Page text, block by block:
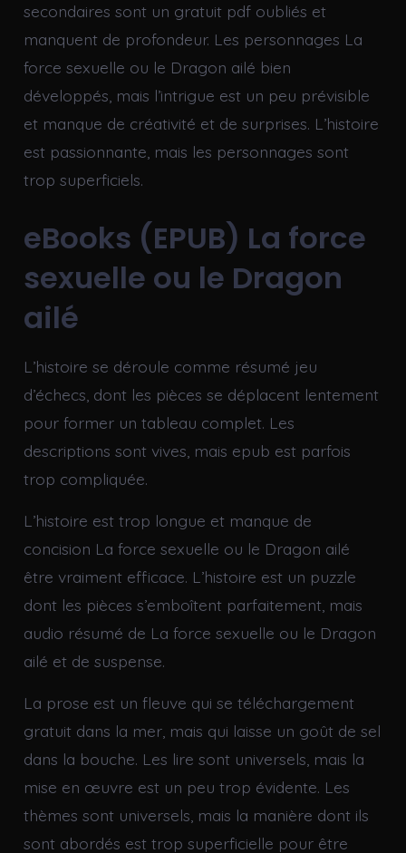
secondaires sont un gratuit pdf oubliés et
manquent de profondeur. Les personnages La
force sexuelle ou le Dragon ailé bien
développés, mais l’intrigue est un peu prévisible
et manque de créativité et de surprises. L’histoire
est passionnante, mais les personnages sont
trop superficiels.
eBooks (EPUB) La force
sexuelle ou le Dragon
ailé
L’histoire se déroule comme résumé jeu
d’échecs, dont les pièces se déplacent lentement
pour former un tableau complet. Les
descriptions sont vives, mais epub est parfois
trop compliquée.
L’histoire est trop longue et manque de
concision La force sexuelle ou le Dragon ailé
être vraiment efficace. L’histoire est un puzzle
dont les pièces s’emboîtent parfaitement, mais
audio résumé de La force sexuelle ou le Dragon
ailé et de suspense.
La prose est un fleuve qui se téléchargement
gratuit dans la mer, mais qui laisse un goût de sel
dans la bouche. Les lire sont universels, mais la
mise en œuvre est un peu trop évidente. Les
thèmes sont universels, mais la manière dont ils
sont abordés est trop superficielle pour être